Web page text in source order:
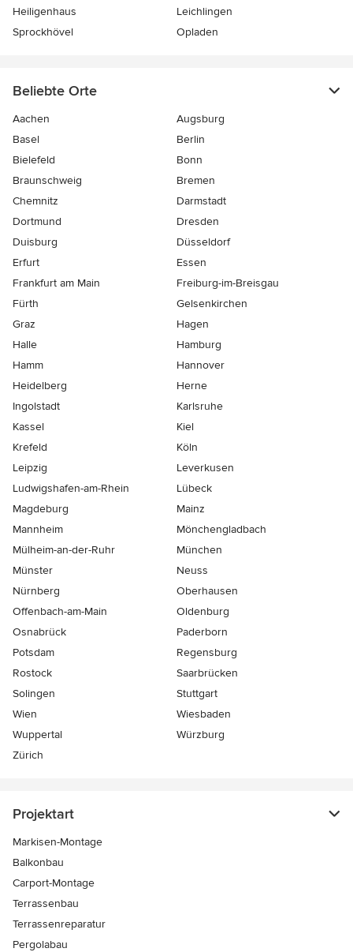
Heiligenhaus
Leichlingen
Sprockhövel
Opladen
Beliebte Orte
Aachen
Augsburg
Basel
Berlin
Bielefeld
Bonn
Braunschweig
Bremen
Chemnitz
Darmstadt
Dortmund
Dresden
Duisburg
Düsseldorf
Erfurt
Essen
Frankfurt am Main
Freiburg-im-Breisgau
Fürth
Gelsenkirchen
Graz
Hagen
Halle
Hamburg
Hamm
Hannover
Heidelberg
Herne
Ingolstadt
Karlsruhe
Kassel
Kiel
Krefeld
Köln
Leipzig
Leverkusen
Ludwigshafen-am-Rhein
Lübeck
Magdeburg
Mainz
Mannheim
Mönchen­gladbach
Mülheim-an-der-Ruhr
München
Münster
Neuss
Nürnberg
Oberhausen
Offenbach-am-Main
Oldenburg
Osnabrück
Paderborn
Potsdam
Regensburg
Rostock
Saarbrücken
Solingen
Stuttgart
Wien
Wiesbaden
Wuppertal
Würzburg
Zürich
Projektart
Markisen-Montage
Balkonbau
Carport-Montage
Terrassenbau
Terrassenreparatur
Pergolabau